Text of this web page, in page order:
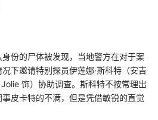
的尸体被发现，当地警方在对于案
下邀请特别探员伊莲娜·斯科特（安吉
饰）协助调查。斯科特不按常理出
皮卡特的不满，但是凭借敏锐的直觉